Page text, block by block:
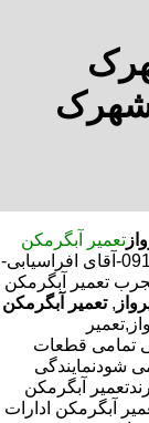
شهرک
تعمیر آبگرمکن
,09127783292-آقای افراسیابی-
تعمیر آبگرمکن
, تعمیر آبگرمکن
تمامی قطعات
شودنمایندگی
آبگرمکن
آبگرمکن ادارات